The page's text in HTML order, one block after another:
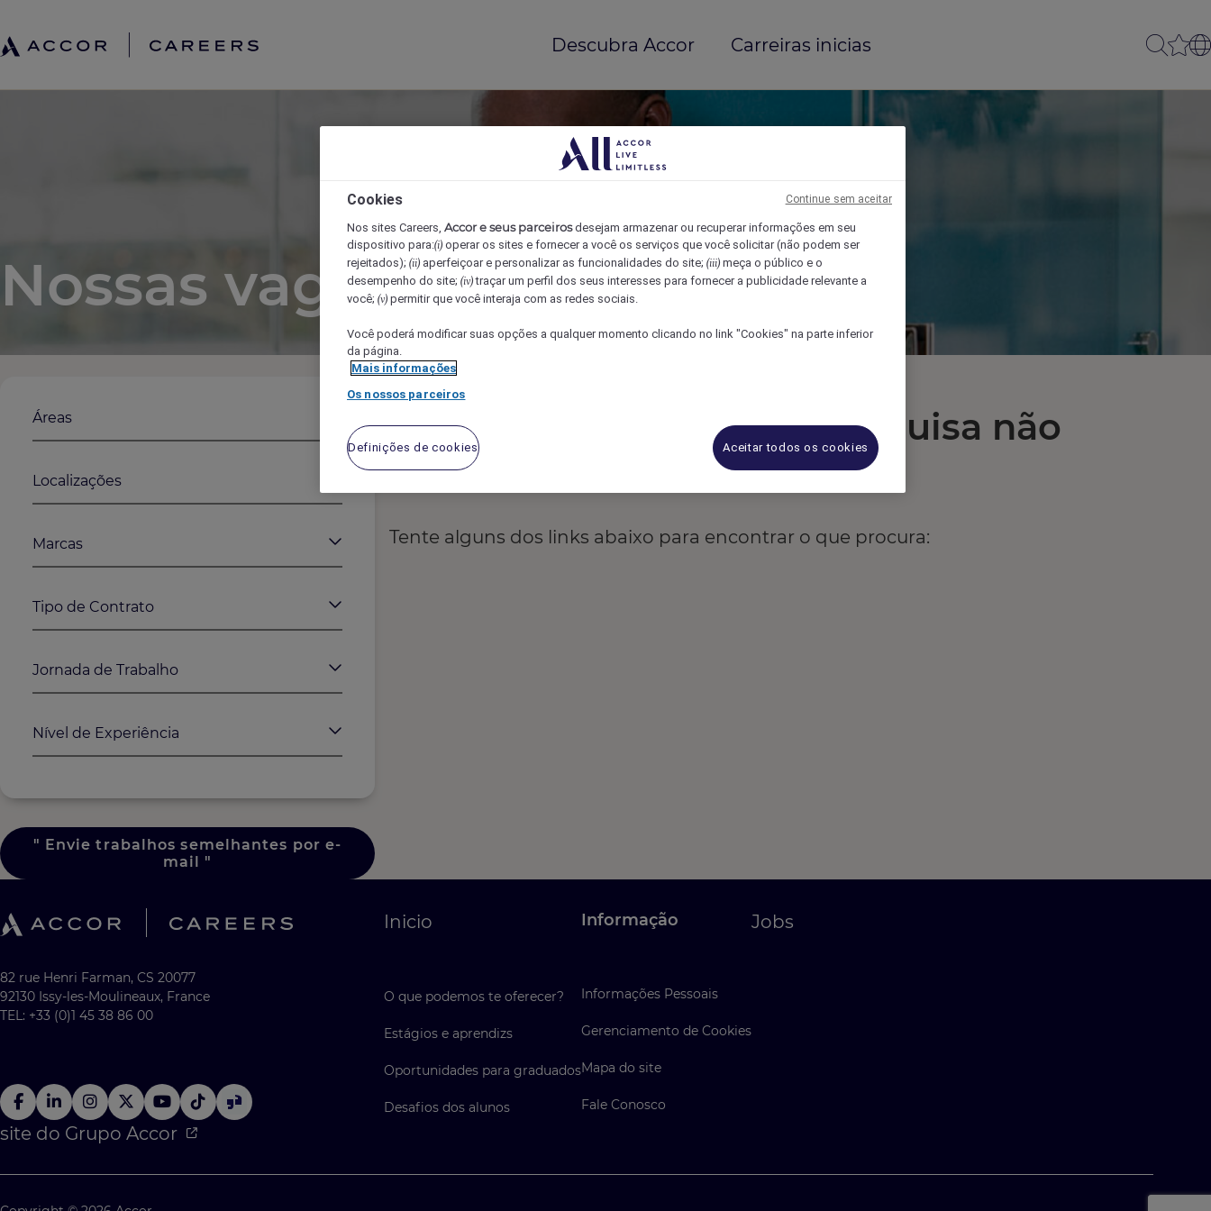
Descubra Accor Carreiras inicias
Nossas vagas
Áreas
Localizações
Marcas
Tipo de Contrato
Jornada de Trabalho
Nível de Experiência
" Envie trabalhos semelhantes por e-
mail "
Lamentamos, mas sua pesquisa não
retornou resultados.
Tente alguns dos links abaixo para encontrar o que procura:
82 rue Henri Farman, CS 20077
92130 Issy-les-Moulineaux, France
TEL: +33 (0)1 45 38 86 00
site do Grupo Accor
Inicio
O que podemos te oferecer?
Estágios e aprendizs
Oportunidades para graduados
Desafios dos alunos
Informação
Informações Pessoais
Gerenciamento de Cookies
Mapa do site
Fale Conosco
Jobs
Cookies
Nos sites Careers, Accor e seus parceirosdesejam armazenar ou recuperar informações em seu
dispositivo para:(i) operar os sites e fornecer a você os serviços que você solicitar (não podem ser
rejeitados); (ii) aperfeiçoar e personalizar as funcionalidades do site; (iii) meça o público e o
desempenho do site; (iv)traçar um perfil dos seus interesses para fornecer a publicidade relevante a
você; (v) permitir que você interaja com as redes sociais.
Você poderá modificar suas opções a qualquer momento clicando no link "Cookies" na parte inferior
da página.
Mais informações
Os nossos parceiros
Definições de cookies Aceitar todos os cookies
Continue sem aceitar